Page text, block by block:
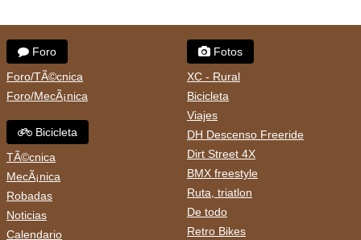
Foro
Foro/TÃ©cnica
Foro/MecÃ¡nica
Bicicleta
TÃ©cnica
MecÃ¡nica
Robadas
Noticias
Calendario
Fotos
XC - Rural
Bicicleta
Viajes
DH Descenso Freeride
Dirt Street 4X
BMX freestyle
Ruta, triatlon
De todo
Retro Bikes